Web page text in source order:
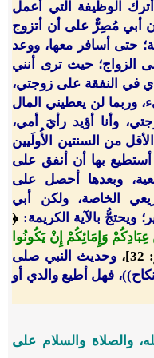
الوظيفة التي أعمل
أن أبي مُصِرٌّ على أن أتزوج
حتى أسافر معها، ووعد
الزواج؛ حيث ترى أنني
في النفقة على زوجتي،
لن يعطيني المال
وأنا أؤيد رأيَ أمي،
من السنتين الأُولَيين
بها أن أنفق على
وبعدها أحصل على
الخاصة، ولكن أبي
ويحتجُّ بالآية الكريمة: ﴿
وَإِمَائِكُمْ إِنْ يَكُونُوا
وحديث النبي صلى
فهل أطيع والدي أو
والصلاة والسلام على